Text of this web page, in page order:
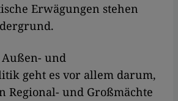
Erwägungen stehen
und
geht es vor allem darum,
Regional- und Großmächte